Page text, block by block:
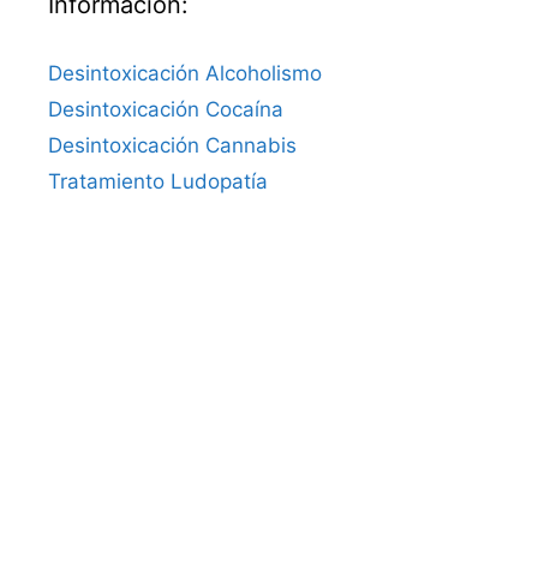
Desintoxicación Alcoholismo
Desintoxicación Cocaína
Desintoxicación Cannabis
Tratamiento Ludopatía